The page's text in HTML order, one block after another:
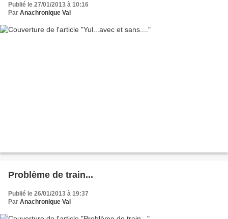
Publié le 27/01/2013 à 10:16
Par Anachronique Val
Problème de train...
Publié le 26/01/2013 à 19:37
Par Anachronique Val